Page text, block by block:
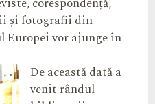
și fotografii din
Europei vor ajunge în
De această dată a
venit rândul